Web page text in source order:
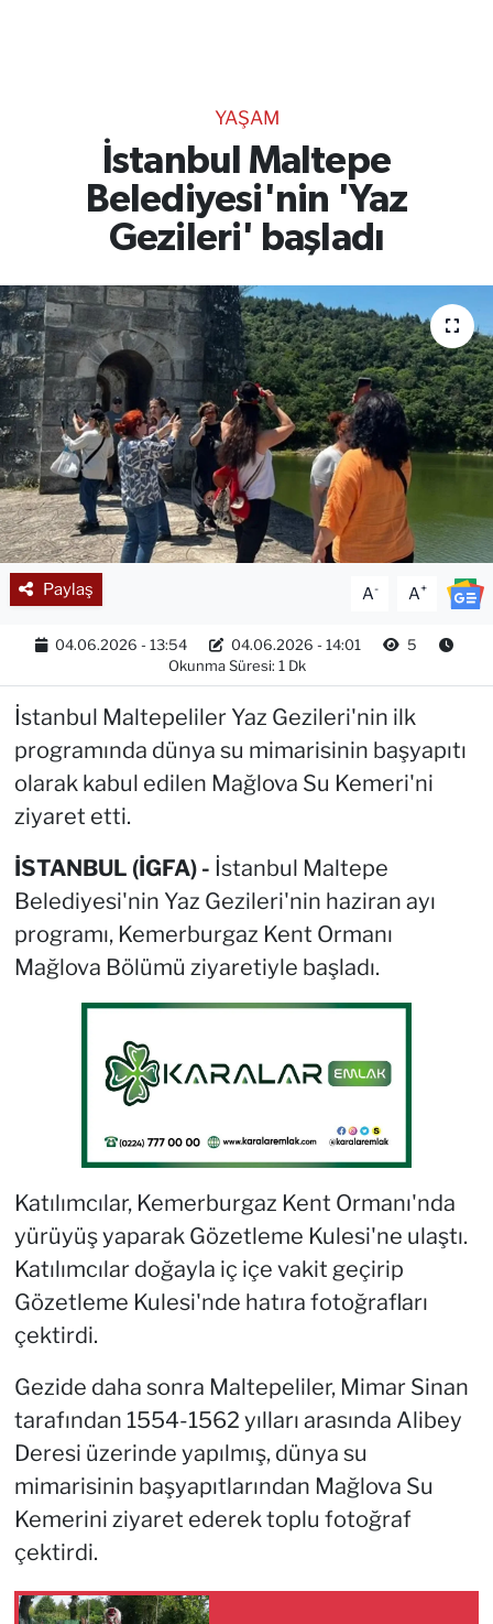
YAŞAM
İstanbul Maltepe
Belediyesi'nin 'Yaz
Gezileri' başladı
Paylaş A- A+
04.06.2026 - 13:54 04.06.2026 - 14:01
5
Okunma Süresi: 1 Dk
İstanbul Maltepeliler Yaz Gezileri'nin ilk
programında dünya su mimarisinin başyapıtı
olarak kabul edilen Mağlova Su Kemeri'ni
ziyaret etti.
İSTANBUL (İGFA) - İstanbul Maltepe
Belediyesi'nin Yaz Gezileri'nin haziran ayı
programı, Kemerburgaz Kent Ormanı
Mağlova Bölümü ziyaretiyle başladı.
Katılımcılar, Kemerburgaz Kent Ormanı'nda
yürüyüş yaparak Gözetleme Kulesi'ne ulaştı.
Katılımcılar doğayla iç içe vakit geçirip
Gözetleme Kulesi'nde hatıra fotoğrafları
çektirdi.
Gezide daha sonra Maltepeliler, Mimar Sinan
tarafından 1554-1562 yılları arasında Alibey
Deresi üzerinde yapılmış, dünya su
mimarisinin başyapıtlarından Mağlova Su
Kemerini ziyaret ederek toplu fotoğraf
çektirdi.
RESMİ İLANLAR
Gencsesfm Canlı Dinle